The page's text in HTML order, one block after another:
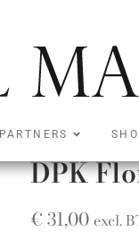
PARTNERS
DPK
€31,00 excl.